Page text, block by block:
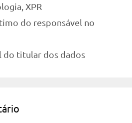
XPR
do responsável no
do titular dos dados